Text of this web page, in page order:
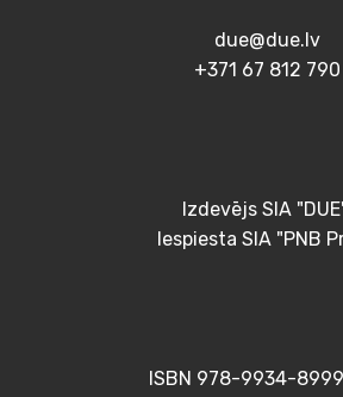
due@due.lv
+371 67 812 790
Izdevējs SIA
Iespiesta SIA "PNB
ISBN 978-9934-